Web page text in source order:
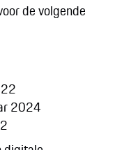
de volgende
2024